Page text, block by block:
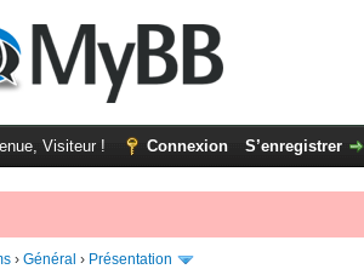
Visiteur ! Connexion S’enregistrer
›Général › Présentation